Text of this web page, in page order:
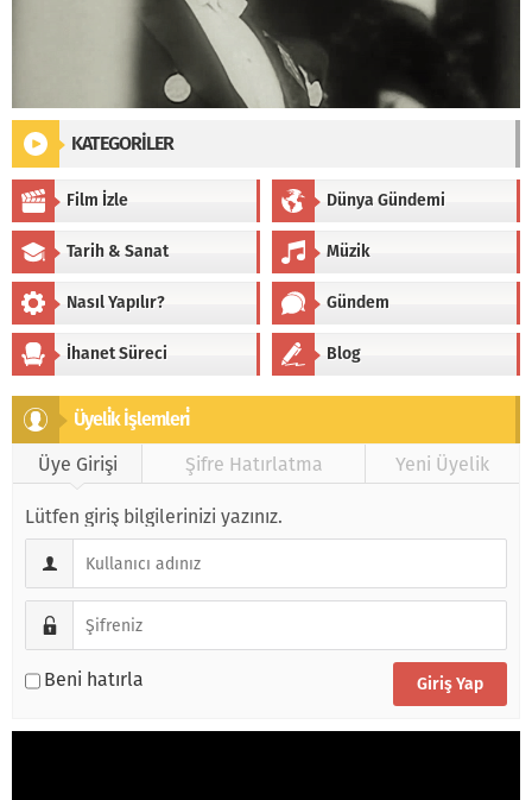
KATEGORİLER
Film İzle Dünya Gündemi
Tarih & Sanat Müzik
Nasıl Yapılır? Gündem
İhanet Süreci Blog
Üyeli̇k İşlemleri̇
Üye Girişi
Şifre Hatırlatma Yeni Üyelik
Lütfen giriş bilgilerinizi yazınız.
Beni hatırla